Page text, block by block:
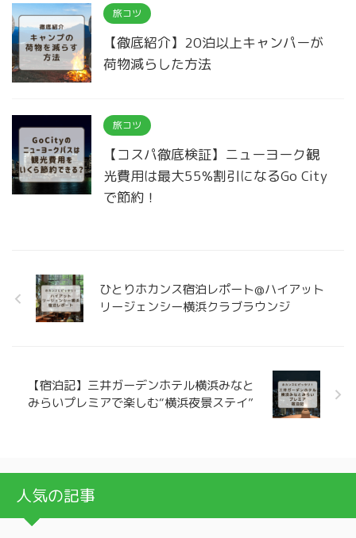
旅コツ
【徹底紹介】20泊以上キャンパーが
荷物減らした方法
旅コツ
【コスパ徹底検証】ニューヨーク観
光費用は最大55%割引になるGo City
で節約！
ひとりホカンス宿泊レポート@ハイアット
リージェンシー横浜クラブラウンジ
【宿泊記】三井ガーデンホテル横浜みなと
みらいプレミアで楽しむ“横浜夜景ステイ”
人気の記事